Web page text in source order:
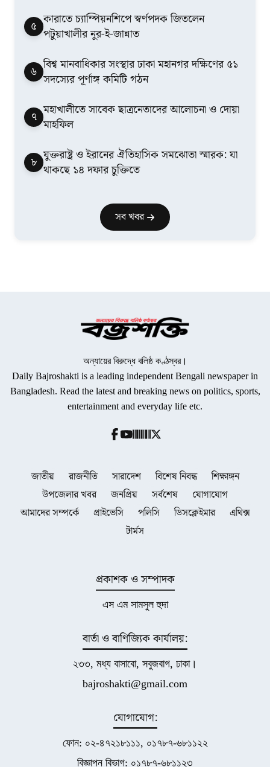
৫ কারাতে চ্যাম্পিয়নশিপে স্বর্ণপদক জিতলেন
পটুয়াখালীর নুর-ই-জান্নাত
৬ বিশ্ব মানবাধিকার সংস্থার ঢাকা মহানগর দক্ষিণের ৫১
সদস্যের পূর্ণাঙ্গ কমিটি গঠন
৭ মহাখালীতে সাবেক ছাত্রনেতাদের আলোচনা ও দোয়া
মাহফিল
৮ যুক্তরাষ্ট্র ও ইরানের ঐতিহাসিক সমঝোতা স্মারক: যা
থাকছে ১৪ দফার চুক্তিতে
সব খবর
অন্যায়ের বিরুদ্ধে বলিষ্ঠ কণ্ঠস্বর।
Daily Bajroshakti is a leading independent Bengali newspaper in
Bangladesh. Read the latest and breaking news on politics, sports,
entertainment and everyday life etc.
জাতীয় রাজনীতি সারাদেশ বিশেষ নিবন্ধ
শিক্ষাঙ্গন
উপজেলার খবর
জনপ্রিয় সর্বশেষ
যোগাযোগ
আমাদের সম্পর্কে
প্রাইভেসি পলিসি ডিসক্লেইমার
এথিক্স
টার্মস
প্রকাশক ও সম্পাদক
এস এম সামসুল হুদা
বার্তা ও বাণিজ্যিক কার্যালয়:
২৩৩, মধ্য বাসাবো, সবুজবাগ, ঢাকা।
bajroshakti@gmail.com
যোগাযোগ:
ফোন: ০২-৪৭২১৮১১১, ০১৭৮৭-৬৮১১২২
বিজ্ঞাপন বিভাগ: ০১৭৮৭-৬৮১১২৩